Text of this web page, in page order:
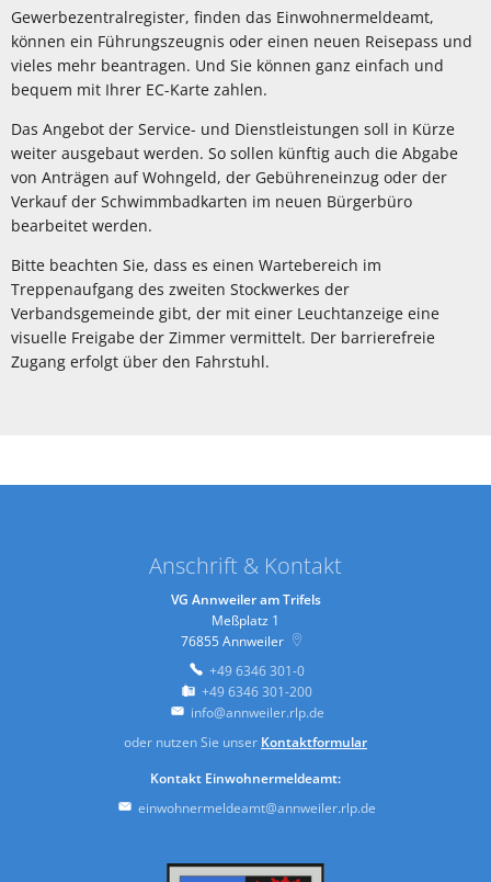
Gewerbezentralregister, finden das Einwohnermeldeamt,
können ein Führungszeugnis oder einen neuen Reisepass und
vieles mehr beantragen. Und Sie können ganz einfach und
bequem mit Ihrer EC-Karte zahlen.
Das Angebot der Service- und Dienstleistungen soll in Kürze
weiter ausgebaut werden. So sollen künftig auch die Abgabe
von Anträgen auf Wohngeld, der Gebühreneinzug oder der
Verkauf der Schwimmbadkarten im neuen Bürgerbüro
bearbeitet werden.
Bitte beachten Sie, dass es einen Wartebereich im
Treppenaufgang des zweiten Stockwerkes der
Verbandsgemeinde gibt, der mit einer Leuchtanzeige eine
visuelle Freigabe der Zimmer vermittelt. Der barrierefreie
Zugang erfolgt über den Fahrstuhl.
Anschrift & Kontakt
VG Annweiler am Trifels
Meßplatz 1
76855Annweiler
+49 6346 301-0
+49 6346 301-200
info@annweiler.rlp.de
oder nutzen Sie unser Kontaktformular
Kontakt Einwohnermeldeamt:
einwohnermeldeamt@annweiler.rlp.de